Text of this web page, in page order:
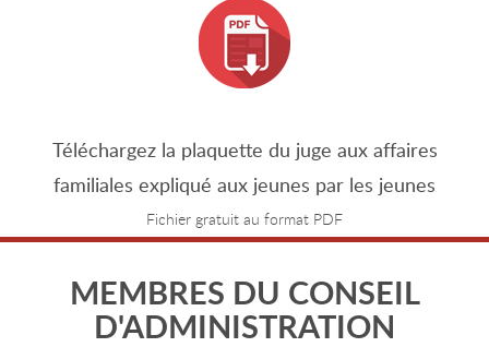
Téléchargez la plaquette du juge aux affaires
familiales expliqué aux jeunes par les jeunes
Fichier gratuit au format PDF
MEMBRES DU CONSEIL
D'ADMINISTRATION